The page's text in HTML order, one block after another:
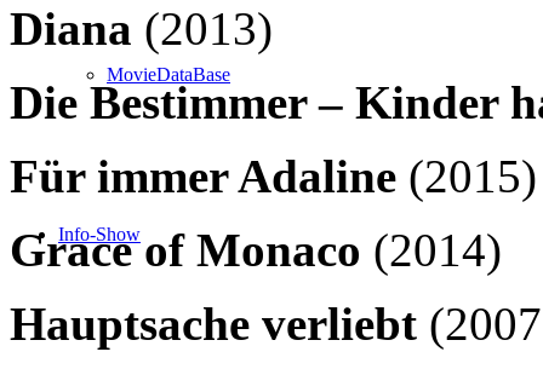
MovieDataBase
Info-Show
Diana (2013)
Die Bestimmer – Kinder
Für immer Adaline (2015)
Grace of Monaco (2014)
Hauptsache verliebt